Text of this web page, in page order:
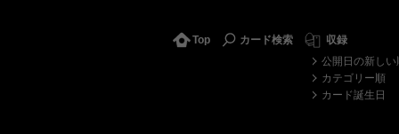
Top カード検索
収録
公開日の新しい
カテゴリー順
カード誕生日